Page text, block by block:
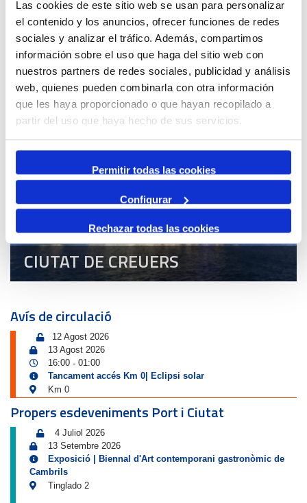
Las cookies de este sitio web se usan para personalizar
el contenido y los anuncios, ofrecer funciones de redes
sociales y analizar el tráfico. Además, compartimos
información sobre el uso que haga del sitio web con
nuestros partners de redes sociales, publicidad y análisis
web, quienes pueden combinarla con otra información
que les haya proporcionado o que hayan recopilado a
partir del uso que haya hecho de sus servicios.
Permitir todas las cookies
Configurar
Rechazar todas las cookies
id:3868
Previous Event
Next Event
Port i Ciutat
CIUTAT DE CREUERS
Avís de circulació
12 Agost 2026
13 Agost 2026
16:00 - 01:00
Tancament accés Km 0| Eclipsi solar
Km 0
Propers esdeveniments Port i Ciutat
4 Juliol 2026
13 Setembre 2026
Exposició | Biennal d'Art contemporani gastronòmic de
Cambrils
Tinglado 2